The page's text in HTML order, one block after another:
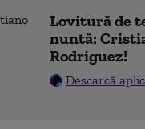
Lovitură de
nuntă:
Rodriguez!
Descarcă